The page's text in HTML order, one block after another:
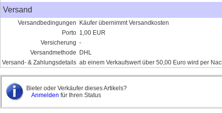
Versand
Versandbedingungen
Käufer übernimmt Versandkosten
Porto 1,00 EUR
Versicherung -
Versandmethode
DHL
Versand- & Zahlungsdetails ab einem Verkaufswert über 50,00 Euro wird per
Bieter oder Verkäufer dieses Artikels?
Anmelden für Ihren Status